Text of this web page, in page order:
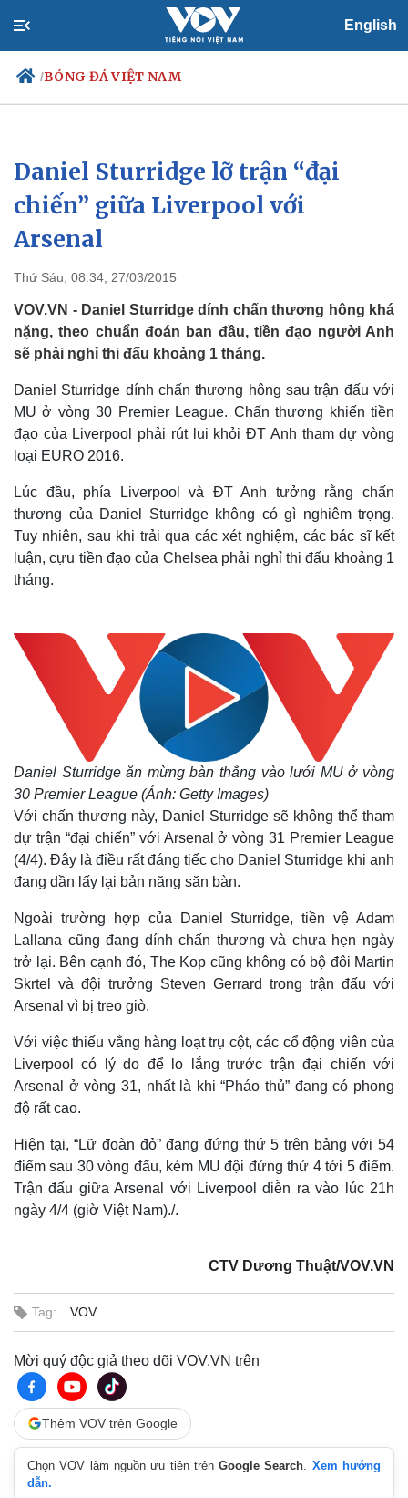
English
/BÓNG ĐÁ VIỆT NAM
Chính trị
Đảng
Tổ chức nhân sự
Quốc hội
Xã hội
Tin 24h
Dự báo thời tiết
Thế giới
Quan sát
Cuộc sống đó đây
Hồ sơ
Video
Ảnh
E-Magazine
Infographic
Daniel Sturridge lỡ trận “đại
chiến” giữa Liverpool với
Arsenal
Thứ Sáu, 08:34, 27/03/2015
VOV.VN - Daniel Sturridge dính chấn thương hông khá
nặng, theo chuẩn đoán ban đầu, tiền đạo người Anh
sẽ phải nghỉ thi đấu khoảng 1 tháng.
Daniel Sturridge dính chấn thương hông sau trận đấu với
MU ở vòng 30 Premier League. Chấn thương khiến tiền
đạo của Liverpool phải rút lui khỏi ĐT Anh tham dự vòng
loại EURO 2016.
Lúc đầu, phía Liverpool và ĐT Anh tưởng rằng chấn
thương của Daniel Sturridge không có gì nghiêm trọng.
Tuy nhiên, sau khi trải qua các xét nghiệm, các bác sĩ kết
luận, cựu tiền đạo của Chelsea phải nghỉ thi đấu khoảng 1
tháng.
Daniel Sturridge ăn mừng bàn thắng vào lưới MU ở vòng
30 Premier League (Ảnh: Getty Images)
Với chấn thương này, Daniel Sturridge sẽ không thể tham
dự trận “đại chiến” với Arsenal ở vòng 31 Premier League
(4/4). Đây là điều rất đáng tiếc cho Daniel Sturridge khi anh
đang dần lấy lại bản năng săn bàn.
Ngoài trường hợp của Daniel Sturridge, tiền vệ Adam
Lallana cũng đang dính chấn thương và chưa hẹn ngày
trở lại. Bên cạnh đó, The Kop cũng không có bộ đôi Martin
Skrtel và đội trưởng Steven Gerrard trong trận đấu với
Arsenal vì bị treo giò.
Với việc thiếu vắng hàng loạt trụ cột, các cổ động viên của
Liverpool có lý do để lo lắng trước trận đại chiến với
Arsenal ở vòng 31, nhất là khi “Pháo thủ” đang có phong
độ rất cao.
Hiện tại, “Lữ đoàn đỏ” đang đứng thứ 5 trên bảng với 54
điểm sau 30 vòng đấu, kém MU đội đứng thứ 4 tới 5 điểm.
Trận đấu giữa Arsenal với Liverpool diễn ra vào lúc 21h
ngày 4/4 (giờ Việt Nam)./.
CTV Dương Thuật/VOV.VN
Tag: VOV
Mời quý độc giả theo dõi VOV.VN trên
Thêm VOV trên Google
Chọn VOV làm nguồn ưu tiên trênGoogle Search
Xem hướng
dẫn.